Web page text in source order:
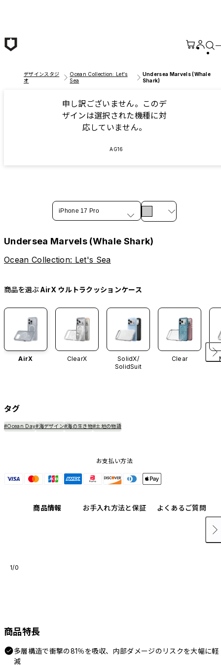
デザインスタジ
オ
Ocean Collection: Let's
Sea
Undersea Marvels (Whale
Shark)
申し訳ございません。このデ
ザインは選択された機種に対
応していません。
AG16
iPhone 17 Pro
Undersea Marvels (Whale Shark)
Ocean Collection: Let's Sea
商品を選ぶAirX ウルトラクッションケース
AirX ClearX
SolidX/
SolidSuit
Clear
タグ
#Ocean Day#海デザイン#海の生き物#土地の物語
お支払い方法
商品情報 お手入れ方法と保証 よくあるご質問
1/0
商品特長
多層構造で衝撃の81％を吸収、内部ダメージのリスクを大幅に軽
減